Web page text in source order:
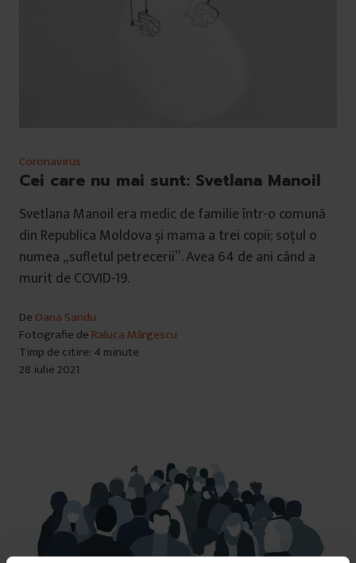
Coronavirus
Cei care nu mai sunt: Svetlana Manoil
Svetlana Manoil era medic de familie într-o comună
din Republica Moldova și mama a trei copii; soțul o
numea „sufletul petrecerii”. Avea 64 de ani când a
murit de COVID-19.
De Oana Sandu
Fotografie de Raluca Mărgescu
Timp de citire: 4 minute
28 iulie 2021